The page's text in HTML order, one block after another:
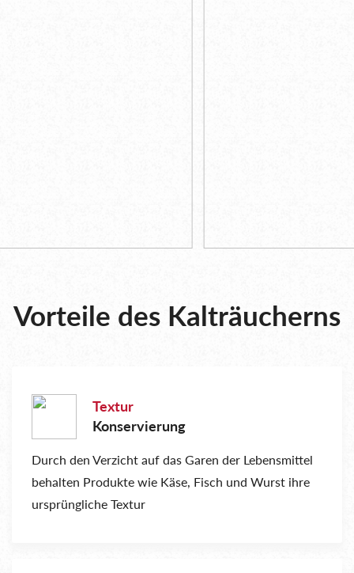
Vorteile des Kalträucherns
Textur
Konservierung
Durch den Verzicht auf das Garen der Lebensmittel
behalten Produkte wie Käse, Fisch und Wurst ihre
ursprüngliche Textur